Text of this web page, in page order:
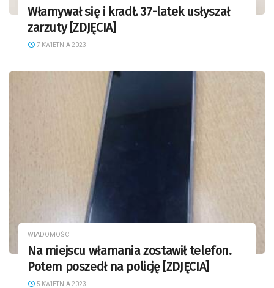
Włamywał się i kradł. 37-latek usłyszał
zarzuty [ZDJĘCIA]
7 KWIETNIA 2023
WIADOMOŚCI
Na miejscu włamania zostawił telefon.
Potem poszedł na policję [ZDJĘCIA]
5 KWIETNIA 2023